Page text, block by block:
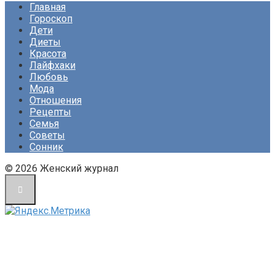
Главная
Гороскоп
Дети
Диеты
Красота
Лайфхаки
Любовь
Мода
Отношения
Рецепты
Семья
Советы
Сонник
© 2026 Женский журнал